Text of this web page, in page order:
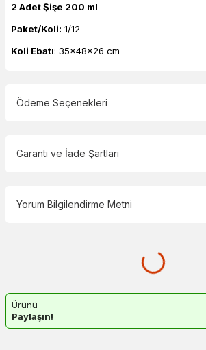
2 Adet Şişe 200 ml
Paket/Koli: 1/12
Koli Ebatı: 35x48x26 cm
Ödeme Seçenekleri
Garanti ve İade Şartları
Yorum Bilgilendirme Metni
Ürünü
Paylaşın!